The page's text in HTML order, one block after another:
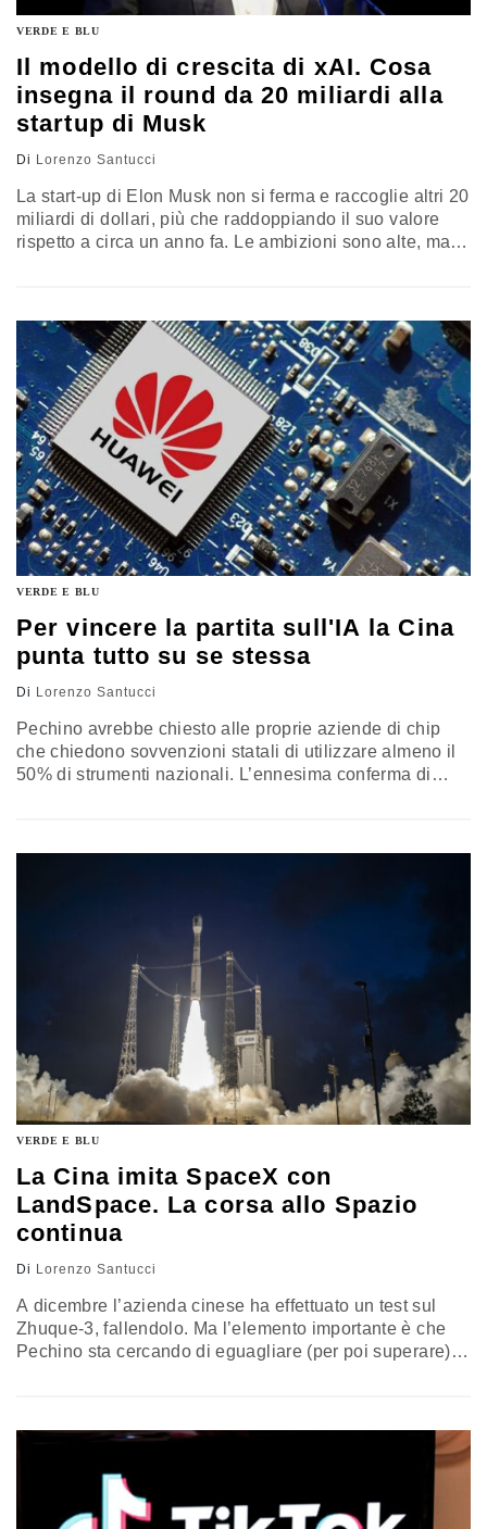
VERDE E BLU
Il modello di crescita di xAI. Cosa
insegna il round da 20 miliardi alla
startup di Musk
Di Lorenzo Santucci
La start-up di Elon Musk non si ferma e raccoglie altri 20
miliardi di dollari, più che raddoppiando il suo valore
rispetto a circa un anno fa. Le ambizioni sono alte, ma
VERDE E BLU
Per vincere la partita sull'IA la Cina
punta tutto su se stessa
Di Lorenzo Santucci
Pechino avrebbe chiesto alle proprie aziende di chip
che chiedono sovvenzioni statali di utilizzare almeno il
50% di strumenti nazionali. L’ennesima conferma di
VERDE E BLU
La Cina imita SpaceX con
LandSpace. La corsa allo Spazio
continua
Di Lorenzo Santucci
A dicembre l’azienda cinese ha effettuato un test sul
Zhuque-3, fallendolo. Ma l’elemento importante è che
Pechino sta cercando di eguagliare (per poi superare) i
Ed è a quello che punta anche il Dragone